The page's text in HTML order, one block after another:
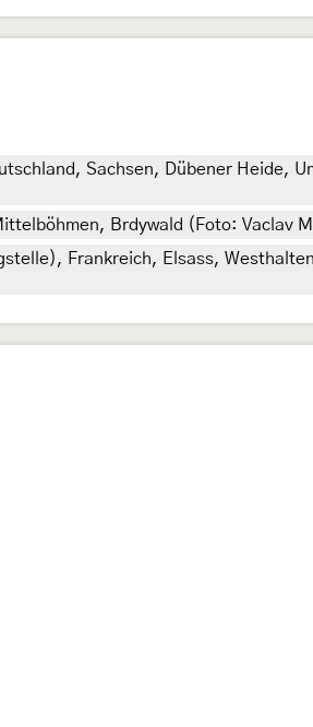
Sachsen, Dübener Heide,
Brdywald (Foto: Vaclav
Frankreich, Elsass,